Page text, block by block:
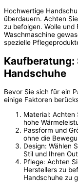
Hochwertige
überdauern. Achten
zu befolgen. Wolle
Waschmaschine
spezielle
Kaufberatung:
Handschuhe
Bevor Sie sich für ein
einige Faktoren
Material: Achten
hohe
Passform und
ohne die
Design: Wählen
Stil und Ihren
Pflege: Achten
Herstellers zu
Handschuhe zu